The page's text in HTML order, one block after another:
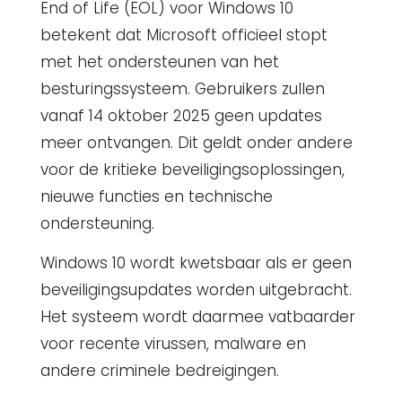
End of Life (EOL) voor Windows 10
betekent dat Microsoft officieel stopt
met het ondersteunen van het
besturingssysteem. Gebruikers zullen
vanaf 14 oktober 2025 geen updates
meer ontvangen. Dit geldt onder andere
voor de kritieke beveiligingsoplossingen,
nieuwe functies en technische
ondersteuning.
Windows 10 wordt kwetsbaar als er geen
beveiligingsupdates worden uitgebracht.
Het systeem wordt daarmee vatbaarder
voor recente virussen, malware en
andere criminele bedreigingen.